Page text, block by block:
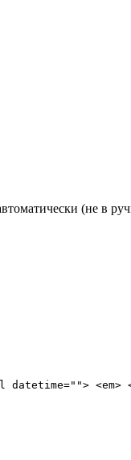
(не в
<em>